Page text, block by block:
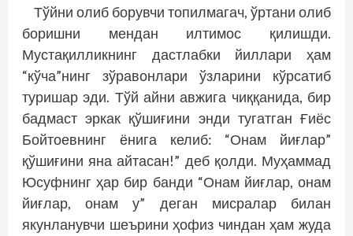
Тўйни олиб борувчи топилмагач, ўртани олиб
боришни мендан илтимос қилишди.
Мустақилликнинг дастлабки йиллари ҳам
“кўча”нинг зўравонлари ўзларини кўрсатиб
туришар эди. Тўй айни авжига чиққанида, бир
бадмаст эркак қўшиғини энди тугатган Ғиёс
Бойтоевнинг ёнига келиб: “Онам йиғлар”
қўшиғини яна айтасан!” деб қолди. Муҳаммад
Юсуфнинг ҳар бир банди “Онам йиғлар, онам
йиғлар, онам у” деган мисралар билан
якунланувчи шеърини ҳофиз чиндан ҳам жуда